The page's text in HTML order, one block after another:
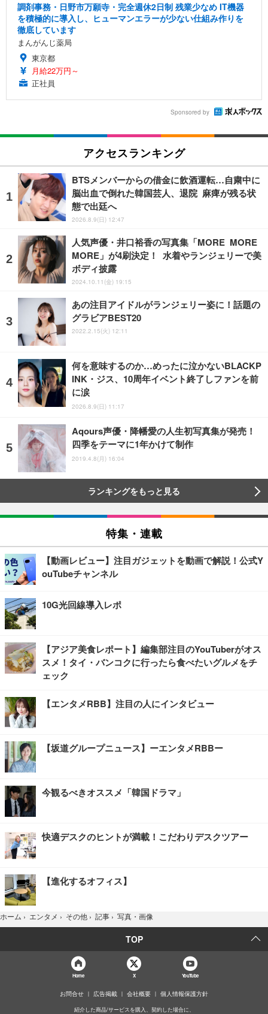
調剤事務・日野市万願寺・完全週休2日制 残業少なめ IT機器
を積極的に導入し、ヒューマンエラーが少ない仕組み作りを
徹底しています
まんがんじ薬局
東京都
月給22万円～
正社員
Sponsored by
アクセスランキング
BTSメンバーからの借金に飲酒運転…自粛中に
脳出血で倒れた韓国芸人、退院 麻痺が残る状
態で出廷へ
2026.8.9(日) 12:47
人気声優・井口裕香の写真集「MORE MORE
MORE」が4刷決定！ 水着やランジェリーで美
ボディ披露
2024.10.11(金) 19:15
あの注目アイドルがランジェリー姿に！話題の
グラビアBEST20
2022.2.15(火) 12:11
何を意味するのか…めったに泣かないBLACKP
INK・ジス、10周年イベント終了しファンを前
に涙
2026.8.9(日) 11:17
Aqours声優・降幡愛の人生初写真集が発売！
四季をテーマに1年かけて制作
2019.4.8(月) 16:04
ランキングをもっと見る
特集・連載
【動画レビュー】注目ガジェットを動画で解説！公式Y
ouTubeチャンネル
10G光回線導入レポ
【アジア美食レポート】編集部注目のYouTuberがオス
スメ！タイ・バンコクに行ったら食べたいグルメをチ
ェック
【エンタメRBB】注目の人にインタビュー
【坂道グループニュース】ーエンタメRBBー
今観るべきオススメ「韓国ドラマ」
快適デスクのヒントが満載！こだわりデスクツアー
【進化するオフィス】
ホーム › エンタメ › その他 › 記事 › 写真・画像
TOP
Home X YouTube
お問合せ 広告掲載 会社概要 個人情報保護方針
紹介した商品/サービスを購入、契約した場合に、